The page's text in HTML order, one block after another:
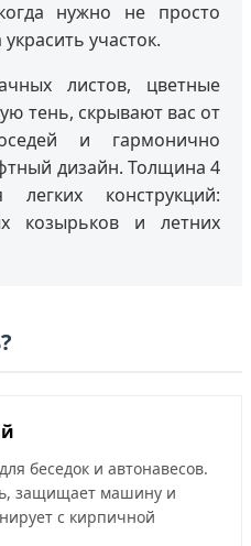
нужно не просто
участок.
листов, цветные
тень, скрывают вас от
и гармонично
дизайн. Толщина 4
конструкций:
козырьков и летних
беседок и автонавесов.
защищает машину и
с кирпичной